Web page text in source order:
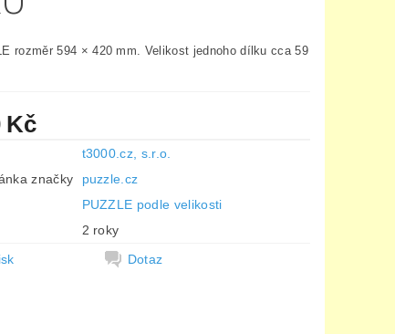
rozměr 594 × 420 mm. Velikost jednoho dílku cca 59
Kč
t3000.cz, s.r.o.
značky
puzzle.cz
PUZZLE podle velikosti
2 roky
Dotaz